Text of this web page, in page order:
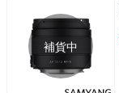
補貨中